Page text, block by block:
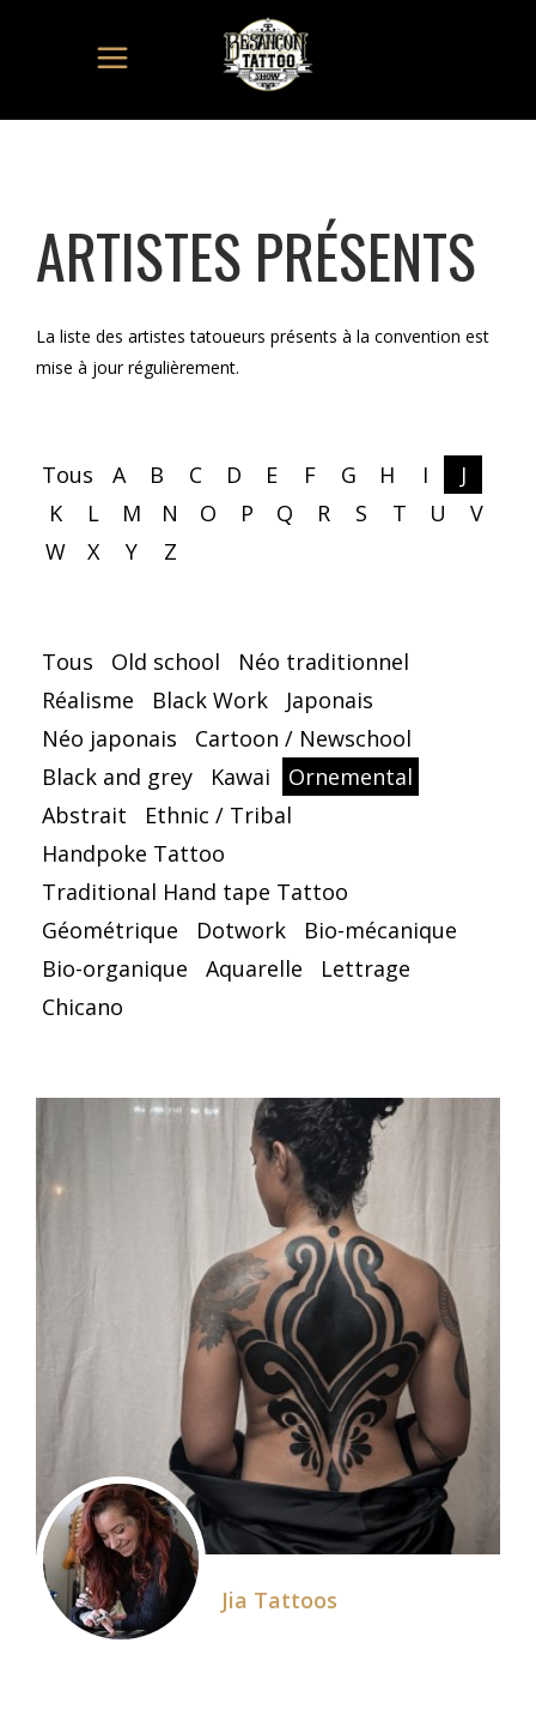
ARTISTES PRÉSENTS
La liste des artistes tatoueurs présents à la convention est
mise à jour régulièrement.
Tous A B C D E F G H I
J
K
L M N O P Q R S T U
V
W
X Y Z
Tous Old school
Néo traditionnel
Réalisme
Black Work
Japonais
Néo japonais
Cartoon / Newschool
Black and grey
Kawai
Ornemental
Abstrait
Ethnic / Tribal
Handpoke Tattoo
Traditional Hand tape Tattoo
Géométrique
Dotwork
Bio-mécanique
Bio-organique
Aquarelle
Lettrage
Chicano
Jia Tattoos